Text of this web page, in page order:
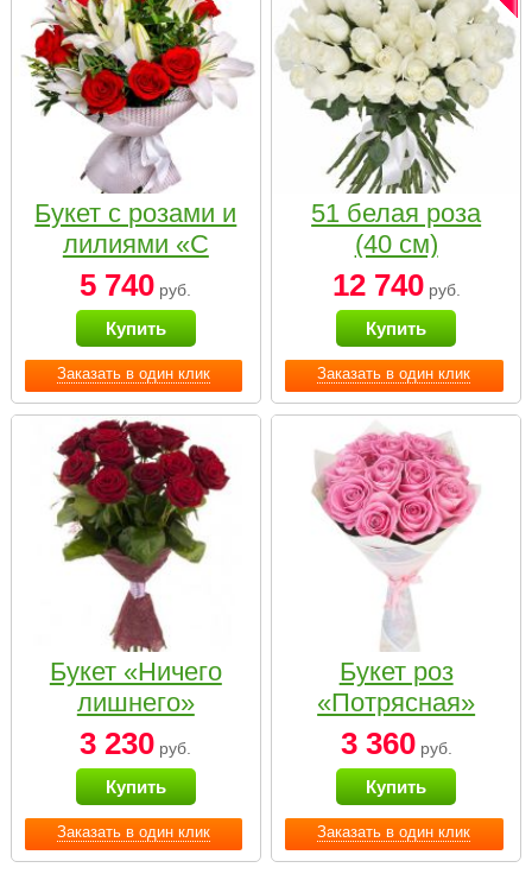
Заказать в один клик
Букет с розами и
лилиями «С
наилучшими
пожеланиями»
5 740 руб.
Купить
Заказать в один клик
51 белая роза
(40 см)
12 740руб.
Купить
Заказать в один клик
Букет «Ничего
лишнего»
3 230 руб.
Купить
Заказать в один клик
Букет роз
«Потрясная»
3 360руб.
Купить